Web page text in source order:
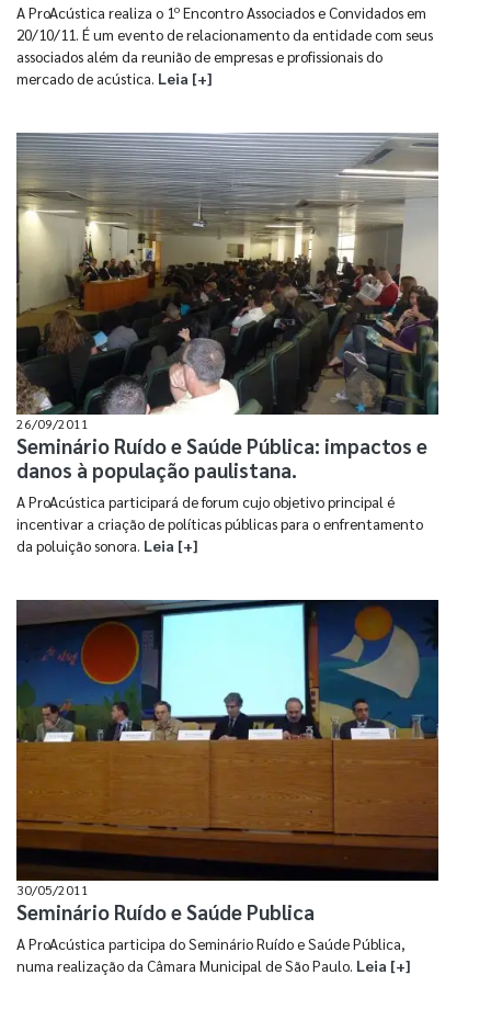
A ProAcústica realiza o 1º Encontro Associados e Convidados em
20/10/11. É um evento de relacionamento da entidade com seus
associados além da reunião de empresas e profissionais do
mercado de acústica. Leia [+]
26/09/2011
Seminário Ruído e Saúde Pública: impactos e
danos à população paulistana.
A ProAcústica participará de forum cujo objetivo principal é
incentivar a criação de políticas públicas para o enfrentamento
da poluição sonora. Leia [+]
30/05/2011
Seminário Ruído e Saúde Publica
A ProAcústica participa do Seminário Ruído e Saúde Pública,
numa realização da Câmara Municipal de São Paulo. Leia [+]